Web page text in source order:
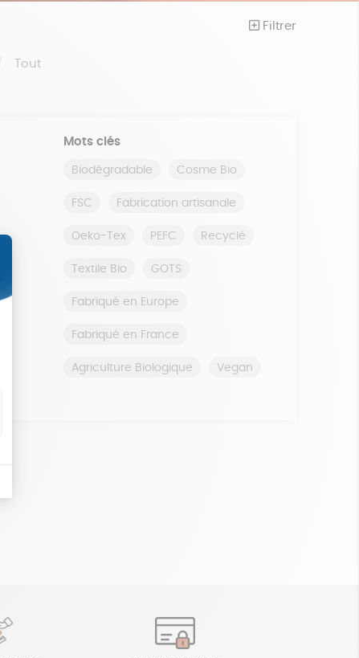
Filtrer
Tout
Mots clés
Biodégradable Cosme Bio
FSC Fabrication artisanale
Oeko-Tex PEFC Recyclé
Textile Bio GOTS
Fabriqué en Europe
Fabriqué en France
Agriculture Biologique Vegan